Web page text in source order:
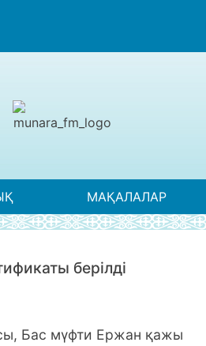
МАҚАЛАЛАР
берілді
Бас мүфти Ержан қажы